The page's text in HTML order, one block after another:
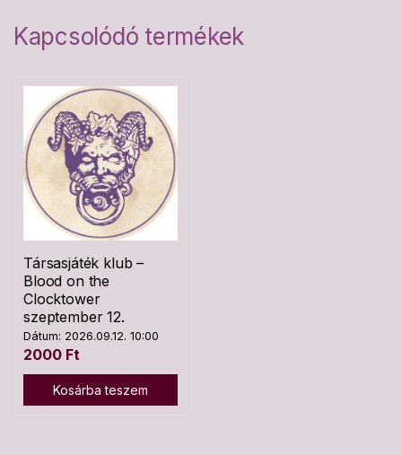
Kapcsolódó termékek
Társasjáték klub –
Blood on the
Clocktower
szeptember 12.
Dátum: 2026.09.12. 10:00
2000 Ft
Kosárba teszem